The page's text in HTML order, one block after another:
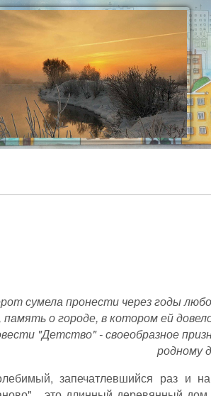
сумела пронести через годы
память о городе, в котором ей
"Детство" - своеобразное
родному
запечатлевшийся раз и